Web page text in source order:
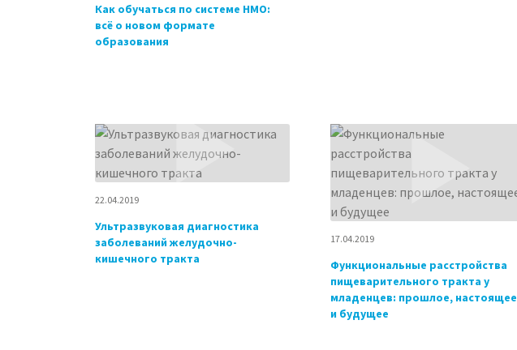
Как обучаться по системе НМО:
всё о новом формате
образования
22.04.2019
Ультразвуковая диагностика
заболеваний желудочно-
кишечного тракта
17.04.2019
Функциональные расстройства
пищеварительного тракта у
младенцев: прошлое, настоящее
и будущее